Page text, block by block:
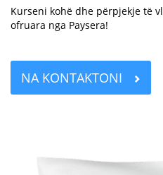
Kurseni kohë dhe përpjekje të
ofruara nga Paysera!
NA KONTAKTONI